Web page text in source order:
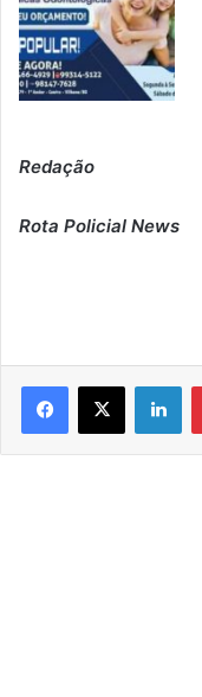
Redação
Rota Policial News